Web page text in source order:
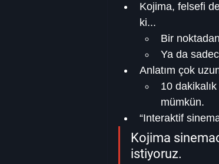
Kojima, felsefi
ki...
Bir
Ya da
Anlatım çok
10
mümkün.
“Interaktif
Kojima
istiyoruz.